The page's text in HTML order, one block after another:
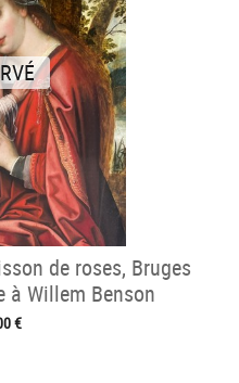
de roses, Bruges
à Willem Benson
€